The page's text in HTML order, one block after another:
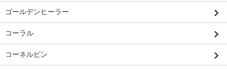
ゴールデンヒーラー
コーラル
コーネルピン